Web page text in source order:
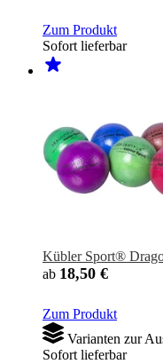
Zum Produkt
Sofort lieferbar
Kübler Sport®
ab 18,50 €
Zum Produkt
Varianten zur
Sofort lieferbar